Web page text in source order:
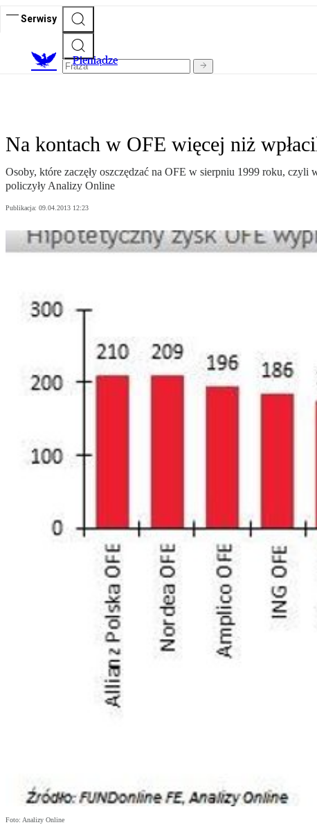
Serwisy
Pieniądze
Na kontach w OFE więcej niż
Osoby, które zaczęły oszczędzać na OFE w sierpniu 1999 roku,
policzyły Analizy Online
Publikacja: 09.04.2013 12:23
Foto: Analizy Online